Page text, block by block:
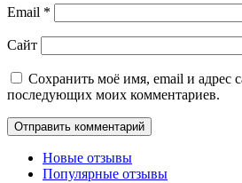
Email *
Сайт
Сохранить моё имя, email и адрес
последующих моих комментариев.
Новые отзывы
Популярные отзывы